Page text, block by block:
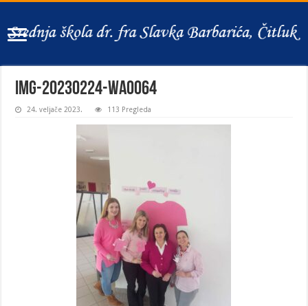
IMG-20230224-WA0064
24. veljače 2023. 113 Pregleda